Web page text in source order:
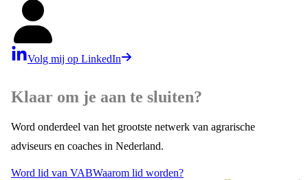
Volg mij op LinkedIn
Klaar om je aan te sluiten?
Word onderdeel van het grootste netwerk van agrarische
adviseurs en coaches in Nederland.
Word lid van VABWaarom lid worden?